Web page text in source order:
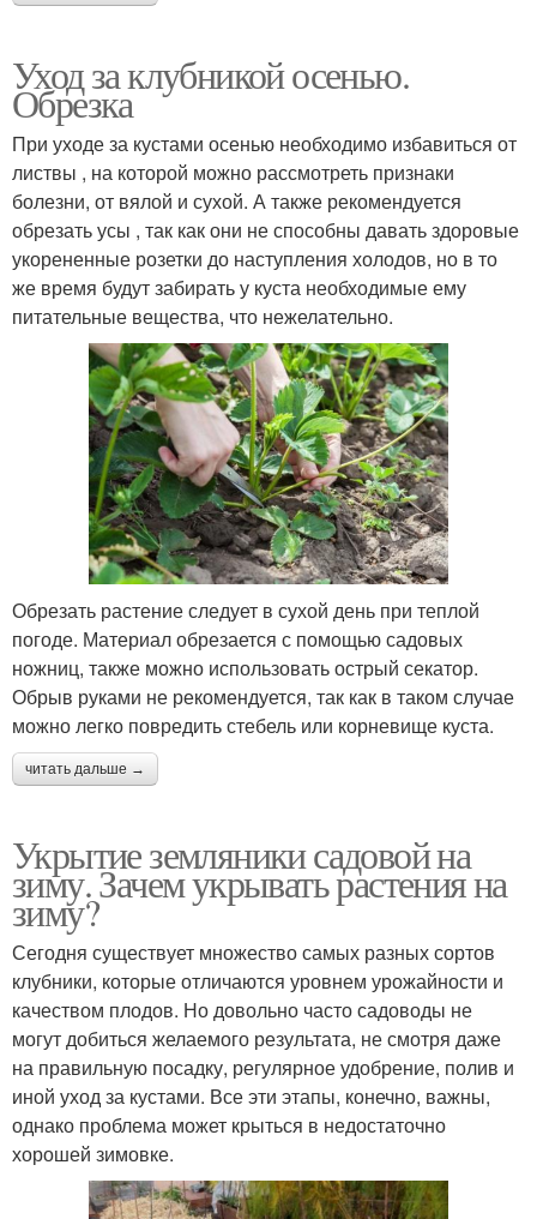
Уход за клубникой осенью.
Обрезка
При уходе за кустами осенью необходимо избавиться от
листвы , на которой можно рассмотреть признаки
болезни, от вялой и сухой. А также рекомендуется
обрезать усы , так как они не способны давать здоровые
укорененные розетки до наступления холодов, но в то
же время будут забирать у куста необходимые ему
питательные вещества, что нежелательно.
Обрезать растение следует в сухой день при теплой
погоде. Материал обрезается с помощью садовых
ножниц, также можно использовать острый секатор.
Обрыв руками не рекомендуется, так как в таком случае
можно легко повредить стебель или корневище куста.
читать дальше →
Укрытие земляники садовой на
зиму. Зачем укрывать растения на
зиму?
Сегодня существует множество самых разных сортов
клубники, которые отличаются уровнем урожайности и
качеством плодов. Но довольно часто садоводы не
могут добиться желаемого результата, не смотря даже
на правильную посадку, регулярное удобрение, полив и
иной уход за кустами. Все эти этапы, конечно, важны,
однако проблема может крыться в недостаточно
хорошей зимовке.